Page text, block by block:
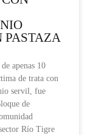
PASTAZA
apenas 10
de trata con
servil, fue
de
Río Tigre